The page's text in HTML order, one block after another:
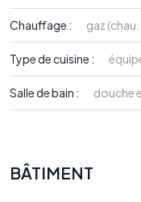
Chauffage : gaz
Type de cuisine :
Salle de bain : douche
BÂTIMENT